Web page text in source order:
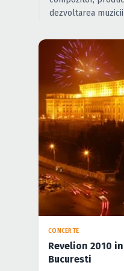
dezvoltarea
CONCERTE
Revelion 2010
Bucuresti